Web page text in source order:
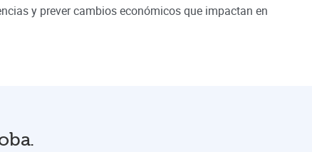
y prever cambios económicos que impactan en